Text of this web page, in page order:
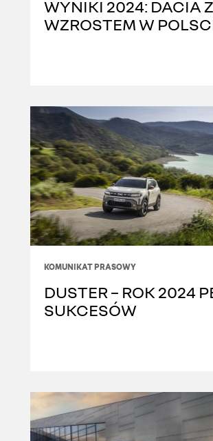
WYNIKI 2024: DACIA
WZROSTEM W
KOMUNIKAT PRASOWY
DUSTER – ROK 2024
SUKCESÓW